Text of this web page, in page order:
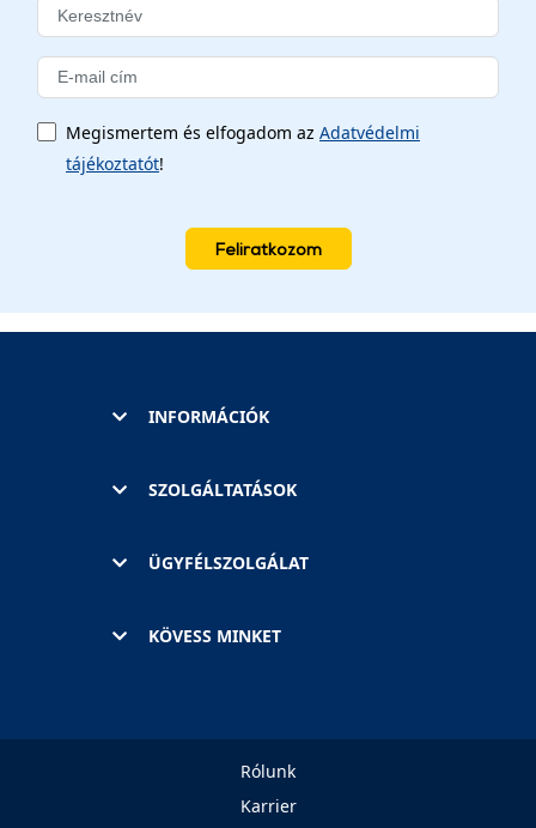
Megismertem és elfogadom az Adatvédelmi
tájékoztatót!
Feliratkozom
INFORMÁCIÓK
SZOLGÁLTATÁSOK
ÜGYFÉLSZOLGÁLAT
KÖVESS MINKET
Rólunk
Karrier